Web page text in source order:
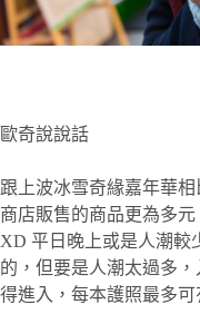
歐奇說說話
跟上波冰雪奇緣嘉年華
商店販售的商品更為多
XD 平日晚上或是人潮較
的，但要是人潮太過多
得進入，每本護照最多可